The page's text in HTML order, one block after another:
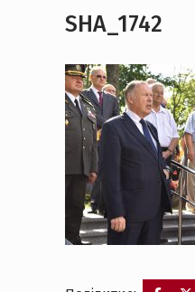
SHA_1742